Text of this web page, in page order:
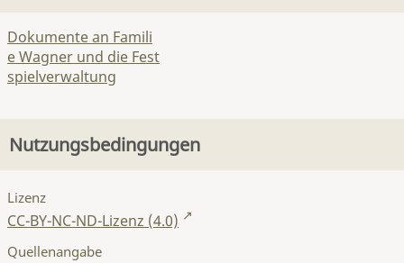
Dokumente an Famili
e Wagner und die Fest
spielverwaltung
Nutzungsbedingungen
Lizenz
CC-BY-NC-ND-Lizenz (4.0)
Quellenangabe